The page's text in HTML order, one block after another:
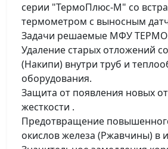
серии "ТермоПлюс-М" со
термометром с выносным
Задачи решаемые МФУ
Удаление старых отложений
(Накипи) внутри труб и
оборудования.
Защита от появления новых
жесткости .
Предотвращение
окислов железа (Ржавчины) в